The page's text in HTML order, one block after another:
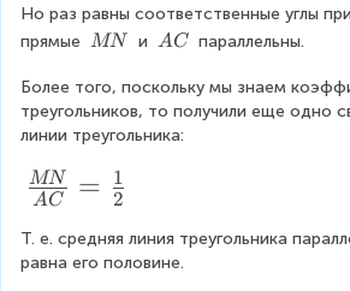
{
ar
ra
y
{
}
e
B
N
=
\
n
gl
e
A
n
gl
B
N
M
\
a
n
gl
Но раз равны соответственные углы
прямые \
M
N
MN и \
A
C
AC параллельны.
Более того, поскольку мы знаем
треугольников, то получили еще одно
линии треугольника:
\f
c
AC
MN = 2
1
Т. е. средняя линия треугольника
равна его половине.